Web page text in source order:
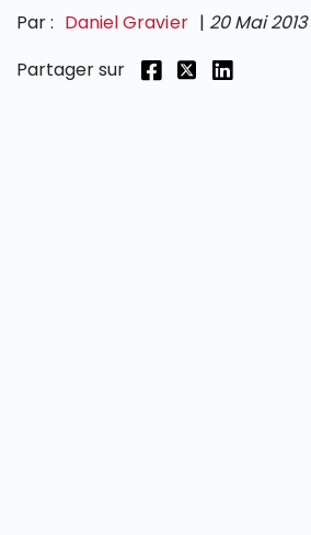
devenir membre
Par : Daniel Gravier | 20 Mai 2013
Partager sur